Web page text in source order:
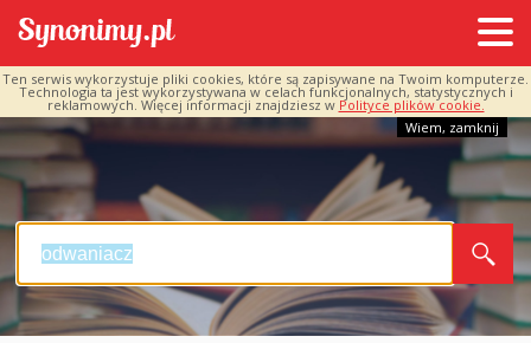
Ten serwis wykorzystuje pliki cookies, które są zapisywane na Twoim komputerze.
Technologia ta jest wykorzystywana w celach funkcjonalnych, statystycznych i
reklamowych. Więcej informacji znajdziesz w Polityce plików cookie.
Wiem, zamknij